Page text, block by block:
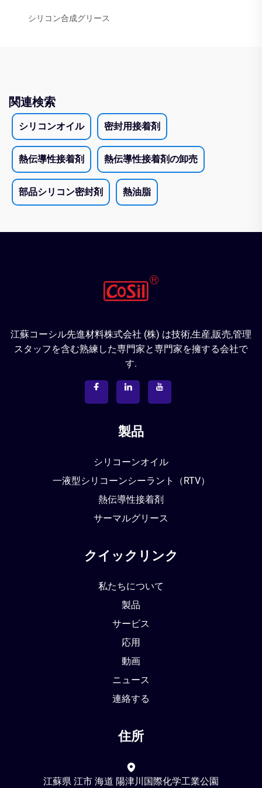
シリコン合成グリース
関連検索
シリコンオイル 密封用接着剤
熱伝導性接着剤 熱伝導性接着剤の卸売
部品シリコン密封剤 熱油脂
江蘇コーシル先進材料株式会社 (株) は技術,生産,販売,管理
スタッフを含む熟練した専門家と専門家を擁する会社で
す.
製品
シリコーンオイル
一液型シリコーンシーラント（RTV）
熱伝導性接着剤
サーマルグリース
クイックリンク
私たちについて
製品
サービス
応用
動画
ニュース
連絡する
住所
江蘇県 江市 海道 陽津川国際化学工業公園